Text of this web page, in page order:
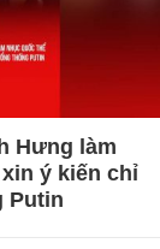
Hưng làm
ý kiến chỉ
Putin